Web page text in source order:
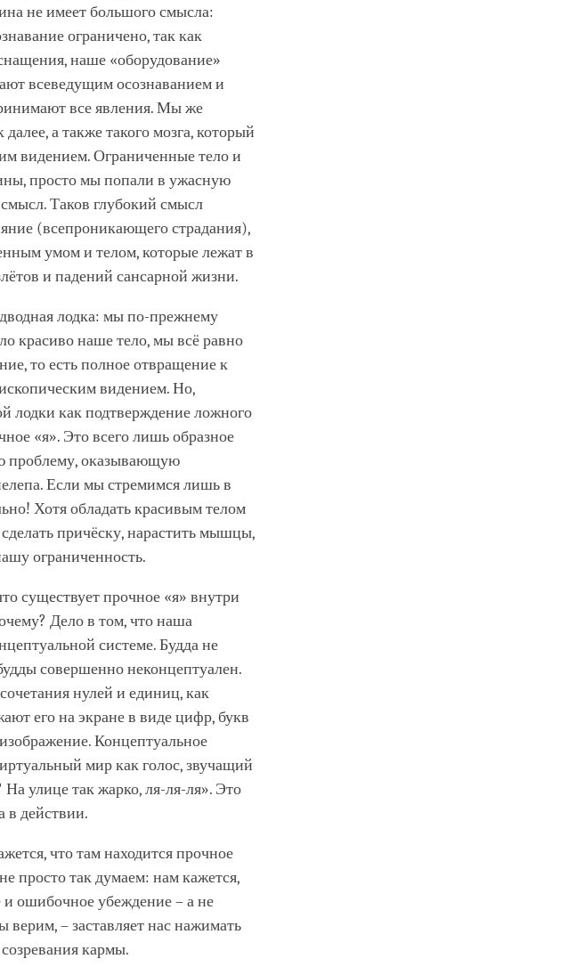
не имеет большого смысла:
ограничено, так как
наше «оборудование»
всеведущим осознаванием и
все явления. Мы же
а также такого мозга, который
видением. Ограниченные тело и
просто мы попали в ужасную
Таков глубокий смысл
(всепроникающего страдания),
умом и телом, которые лежат в
и падений сансарной жизни.
лодка: мы по-прежнему
красиво наше тело, мы всё равно
то есть полное отвращение к
видением. Но,
лодки как подтверждение ложного
«я». Это всего лишь образное
проблему, оказывающую
Если мы стремимся лишь в
Хотя обладать красивым телом
причёску, нарастить мышцы,
ограниченность.
существует прочное «я» внутри
Дело в том, что наша
системе. Будда не
совершенно неконцептуален.
нулей и единиц, как
его на экране в виде цифр, букв
Концептуальное
мир как голос, звучащий
улице так жарко, ля-ля-ля». Это
в действии.
что там находится прочное
просто так думаем: нам кажется,
и ошибочное убеждение – а не
– заставляет нас нажимать
кармы.